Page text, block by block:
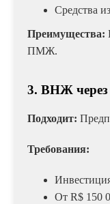
Средства
Преимущества:
ПМЖ.
3. ВНЖ через
Подходит:
Требования:
От R$ 150